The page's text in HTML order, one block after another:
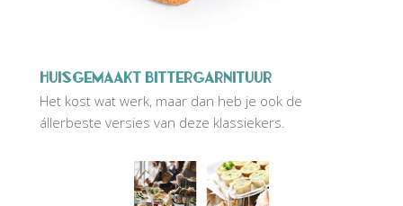
Huisgemaakt Bittergarnituur
Het kost wat werk, maar dan heb je ook de
állerbeste versies van deze klassiekers.